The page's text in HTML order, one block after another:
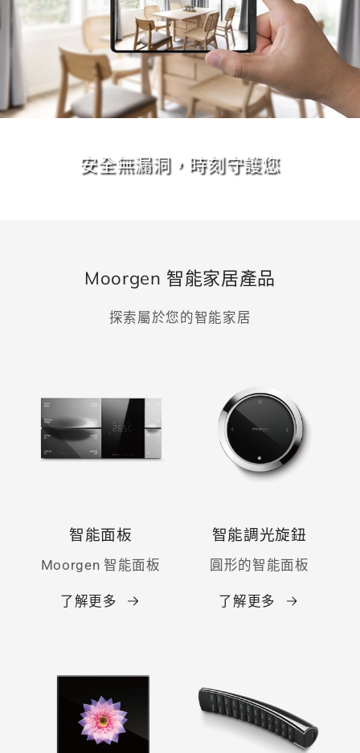
安全無漏洞，時刻守護您
Moorgen 智能家居產品
探索屬於您的智能家居
智能面板
Moorgen 智能面板
了解更多
智能調光旋鈕
圓形的智能面板
了解更多